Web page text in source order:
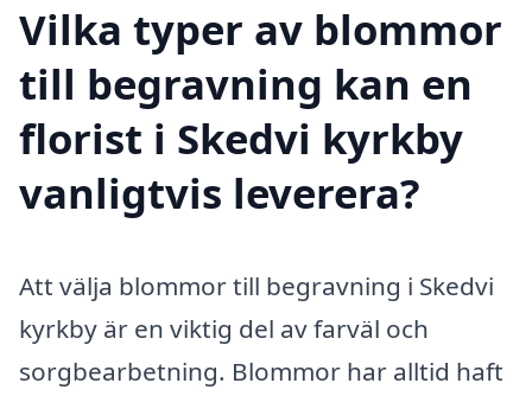
Vilka typer av blommor
till begravning kan en
florist i Skedvi kyrkby
vanligtvis leverera?
Att välja blommor till begravning i Skedvi
kyrkby är en viktig del av farväl och
sorgbearbetning. Blommor har alltid haft